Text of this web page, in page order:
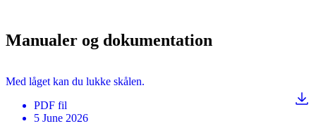
Manualer og dokumentation
Med låget kan du lukke skålen.
PDF fil
5 June 2026